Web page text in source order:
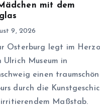
mit dem
9, 2026
Osterburg legt im
Ulrich Museum in
einen
durch die
Maßstab.